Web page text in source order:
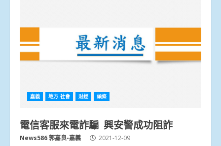
嘉義 地方.社會 財經 頭條
電信客服來電詐騙 興安警成功阻詐
News586 郭嘉良-嘉義 2021-12-09